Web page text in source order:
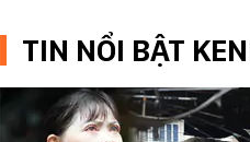
TIN NỔI BẬT